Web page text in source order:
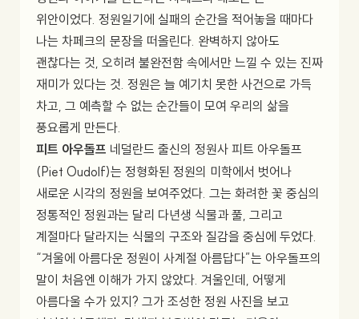
위안이었다. 정원일기에 실패의 순간을 적어놓을 때마다
나는 차페크의 문장을 떠올린다. 완벽하지 않아도
괜찮다는 것, 오히려 불완전함 속에서만 느낄 수 있는 진짜
재미가 있다는 것. 정원은 늘 예기치 못한 사건으로 가득
차고, 그 예측할 수 없는 순간들이 모여 우리의 삶을
풍요롭게 만든다.
피트 아우돌프 네덜란드 출신의 정원사 피트 아우돌프
(Piet Oudolf)는 정형화된 정원의 미학에서 벗어나
새로운 시각의 정원을 보여주었다. 그는 화려한 꽃 중심의
정통적인 정원과는 달리 다년생 식물과 풀, 그리고
계절마다 달라지는 식물의 구조와 질감을 중심에 두었다.
“겨울에 아름다운 정원이 사계절 아름답다”는 아우돌프의
말이 처음엔 이해가 가지 않았다. 겨울인데, 어떻게
아름다울 수가 있지? 그가 조성한 정원 사진을 보고